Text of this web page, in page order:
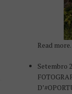
Read
Setembro